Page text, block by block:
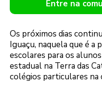
Entre na
Os próximos dias
Iguaçu, naquela que é a
escolares para os
estadual na Terra das
colégios particulares na